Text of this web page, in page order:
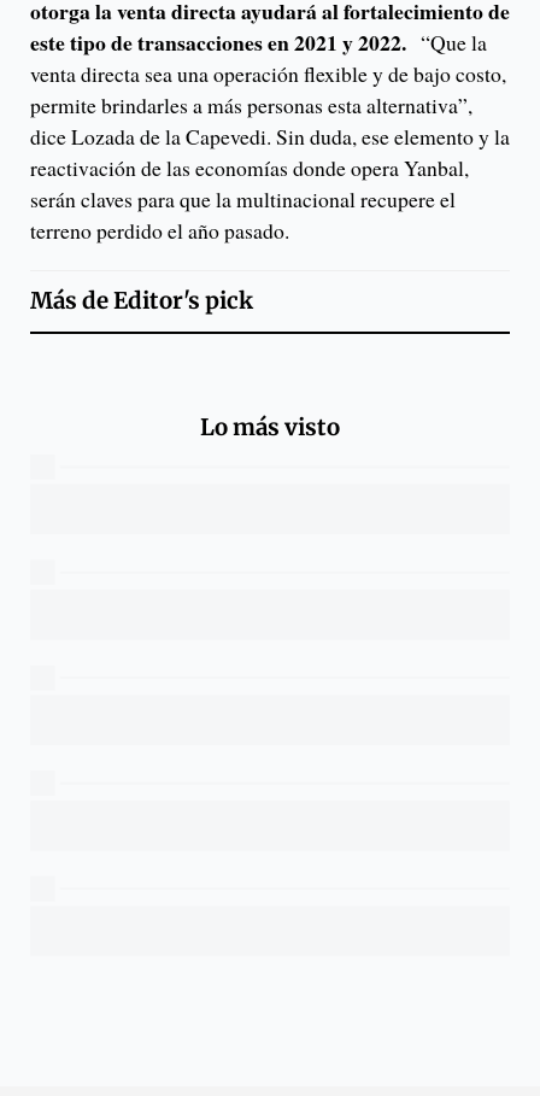
otorga la venta directa ayudará al fortalecimiento de
este tipo de transacciones en 2021 y 2022. “Que la
venta directa sea una operación flexible y de bajo costo,
permite brindarles a más personas esta alternativa”,
dice Lozada de la Capevedi. Sin duda, ese elemento y la
reactivación de las economías donde opera Yanbal,
serán claves para que la multinacional recupere el
terreno perdido el año pasado.
Más deEditor's pick
Lo más visto